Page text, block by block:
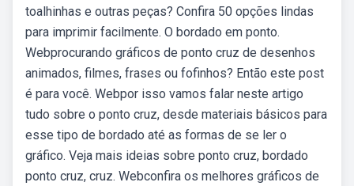
toalhinhas e outras peças? Confira 50 opções lindas
para imprimir facilmente. O bordado em ponto.
Webprocurando gráficos de ponto cruz de desenhos
animados, filmes, frases ou fofinhos? Então este post
é para você. Webpor isso vamos falar neste artigo
tudo sobre o ponto cruz, desde materiais básicos para
esse tipo de bordado até as formas de se ler o
gráfico. Veja mais ideias sobre ponto cruz, bordado
ponto cruz, cruz. Webconfira os melhores gráficos de